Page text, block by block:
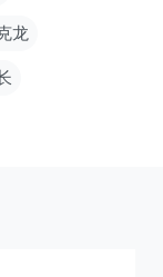
龙